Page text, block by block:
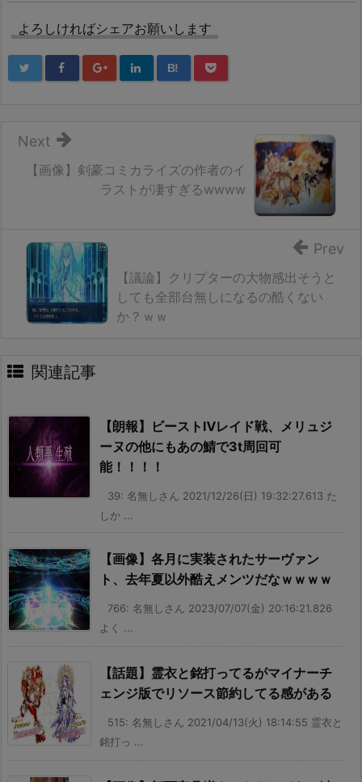
よろしければシェアお願いします
B!
【画像】剣豪コミカライズの作者のイ
ラストが凄すぎるwwww
Next
【議論】クリプターの大物感出そうと
しても全部台無しになるの酷くない
か？ｗｗ
Prev
関連記事
【朗報】ビーストⅣレイド戦、メリュジ
ーヌの他にもあの鯖で3t周回可
能！！！！
39: 名無しさん 2021/12/26(日) 19:32:27.613 た
しか ...
【画像】各月に実装されたサーヴァン
ト、去年夏以外酷えメンツだなｗｗｗｗ
766: 名無しさん 2023/07/07(金) 20:16:21.826
よく ...
【話題】霊衣と銘打ってるがマイナーチ
ェンジ版でリソース節約してる感がある
515: 名無しさん 2021/04/13(火) 18:14:55 霊衣と
銘打っ ...